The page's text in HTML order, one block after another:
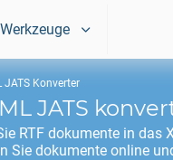
Werkzeuge
JATS Konverter
JATS
RTF dokumente in das
Sie dokumente online